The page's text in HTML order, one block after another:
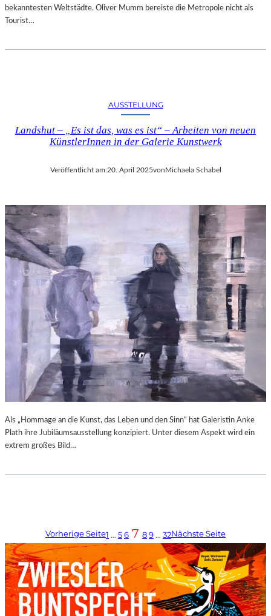
bekanntesten Weltstädte. Oliver Mumm bereiste die Metropole nicht als
Tourist…
AUSSTELLUNG
Landshut – „Es ist das, was es ist“ – Arbeiten von neuen
KünstlerInnen in der Galerie Kunstwerk
Veröffentlicht am:20. April 2025vonMichaela Schabel
Als „Hommage an die Kunst, das Leben und den Sinn“ hat Galeristin Anke
Plath ihre Jubiläumsausstellung konzipiert. Unter diesem Aspekt wird ein
extrem großes Bild…
Vorherige Seite1 … 56 7 89… 32Nächste Seite